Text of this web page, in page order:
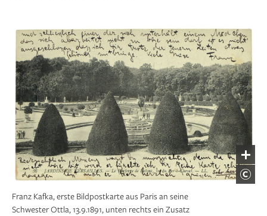
Franz Kafka, erste Bildpostkarte aus Paris an seine
Schwester Ottla, 13.9.1891, unten rechts ein Zusatz